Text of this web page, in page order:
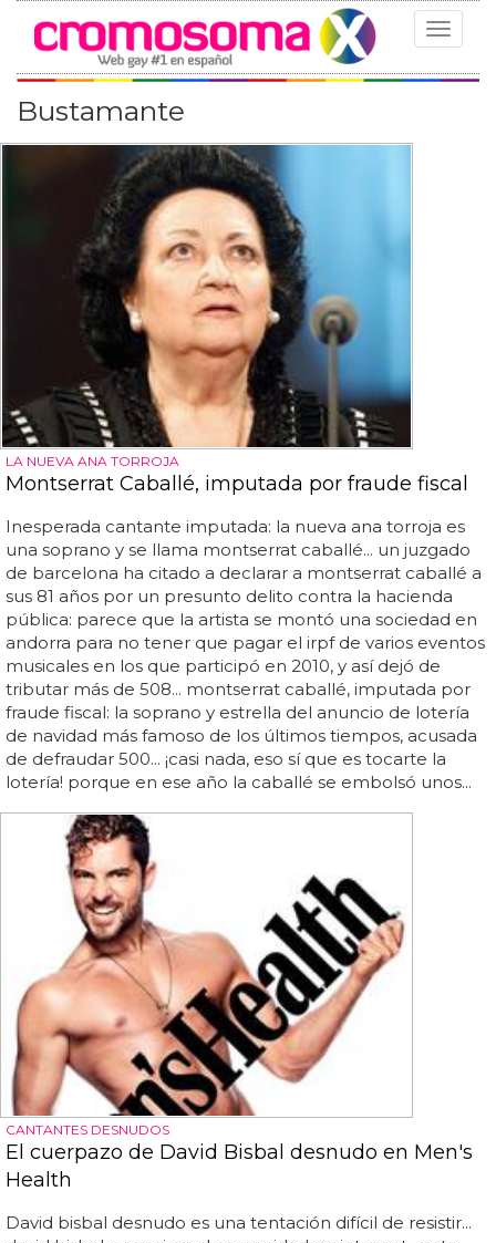
Toggle
Bustamante
LA NUEVA ANA TORROJA
Montserrat Caballé, imputada por fraude fiscal
Inesperada cantante imputada: la nueva ana torroja es
una soprano y se llama montserrat caballé... un juzgado
de barcelona ha citado a declarar a montserrat caballé a
sus 81 años por un presunto delito contra la hacienda
pública: parece que la artista se montó una sociedad en
andorra para no tener que pagar el irpf de varios eventos
musicales en los que participó en 2010, y así dejó de
tributar más de 508... montserrat caballé, imputada por
fraude fiscal: la soprano y estrella del anuncio de lotería
de navidad más famoso de los últimos tiempos, acusada
de defraudar 500... ¡casi nada, eso sí que es tocarte la
lotería! porque en ese año la caballé se embolsó unos...
CANTANTES DESNUDOS
El cuerpazo de David Bisbal desnudo en Men's
Health
David bisbal desnudo es una tentación difícil de resistir...